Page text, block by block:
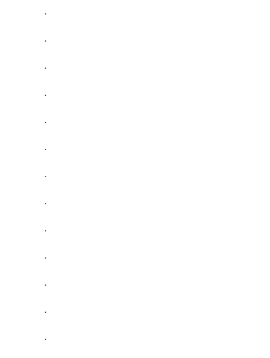
.
.
.
.
.
.
.
.
.
.
.
.
.